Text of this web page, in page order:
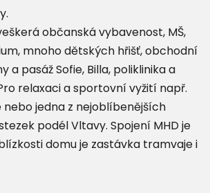
občanská vybavenost, MŠ,
mnoho dětských hřišť, obchodní
a pasáž Sofie, Billa, poliklinika a
relaxaci a sportovní vyžití např.
nebo jedna z nejoblíbenějších
podél Vltavy. Spojení MHD je
domu je zastávka tramvaje i